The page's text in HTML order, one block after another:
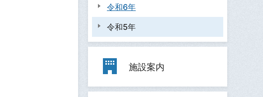
令和6年
令和5年
施設案内